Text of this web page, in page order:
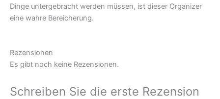
Dinge untergebracht werden müssen, ist dieser Organizer
eine wahre Bereicherung.
Rezensionen
Es gibt noch keine Rezensionen.
Schreiben Sie die erste Rezension